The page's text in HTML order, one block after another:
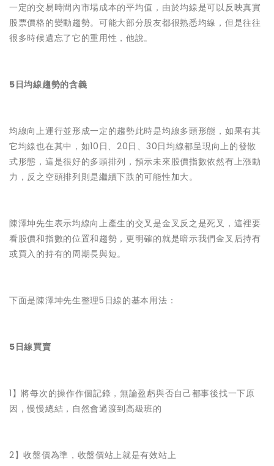
一定的交易時間內市場成本的平均值，由於均線是可以反映真實
股票價格的變動趨勢。可能大部分股友都很熟悉均線，但是往往
很多時候遺忘了它的重用性，他說。
5日均線趨勢的含義
均線向上運行並形成一定的趨勢此時是均線多頭形態，如果有其
它均線也在其中，如10日、20日、30日均線都呈現向上的發散
式形態，這是很好的多頭排列，預示未來股價指數依然有上漲動
力，反之空頭排列則是繼續下跌的可能性加大。
陳澤坤先生表示均線向上產生的交叉是金叉反之是死叉，這裡要
看股價和指數的位置和趨勢，更明確的就是暗示我們金叉后持有
或買入的持有的周期長與短。
下面是陳澤坤先生整理5日線的基本用法：
5日線買賣
1】將每次的操作作個記錄，無論盈虧與否自己都事後找一下原
因，慢慢總結，自然會過渡到高級班的
2】收盤價為準，收盤價站上就是有效站上